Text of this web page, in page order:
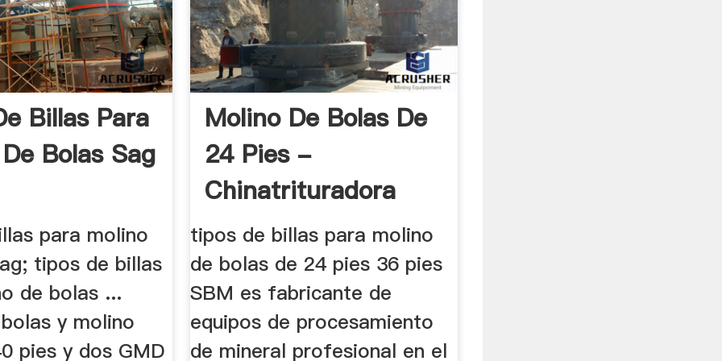
Billas Para
Bolas Sag
para molino
tipos de billas
de bolas ...
y molino
pies y dos GMD
Molino De Bolas De
24 Pies -
Chinatrituradora
tipos de billas para molino
de bolas de 24 pies 36 pies
SBM es fabricante de
equipos de procesamiento
de mineral profesional en el